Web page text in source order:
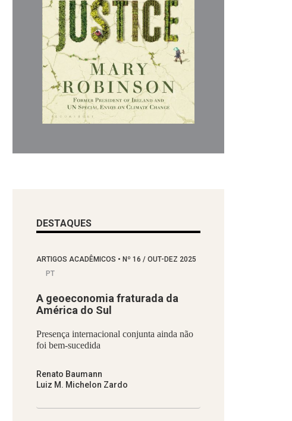
DESTAQUES
ARTIGOS ACADÊMICOS • Nº 16 / OUT-DEZ 2025
PT
A geoeconomia fraturada da
América do Sul
Presença internacional conjunta ainda não
foi bem-sucedida
Renato Baumann
Luiz M. Michelon Zardo